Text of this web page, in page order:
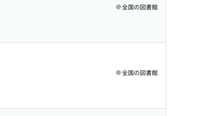
全国の図書館
全国の図書館